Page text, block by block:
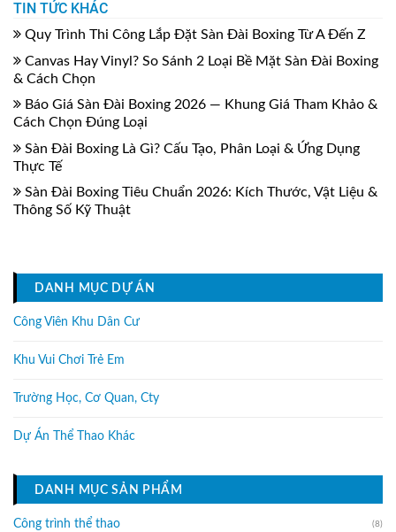
TIN TỨC KHÁC
Quy Trình Thi Công Lắp Đặt Sàn Đài Boxing Từ A Đến Z
Canvas Hay Vinyl? So Sánh 2 Loại Bề Mặt Sàn Đài Boxing
& Cách Chọn
Báo Giá Sàn Đài Boxing 2026 — Khung Giá Tham Khảo &
Cách Chọn Đúng Loại
Sàn Đài Boxing Là Gì? Cấu Tạo, Phân Loại & Ứng Dụng
Thực Tế
Sàn Đài Boxing Tiêu Chuẩn 2026: Kích Thước, Vật Liệu &
Thông Số Kỹ Thuật
DANH MỤC DỰ ÁN
Công Viên Khu Dân Cư
Khu Vui Chơi Trẻ Em
Trường Học, Cơ Quan, Cty
Dự Án Thể Thao Khác
DANH MỤC SẢN PHẨM
Công trình thể thao (8)